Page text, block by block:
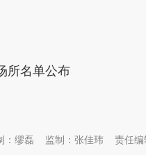
所名单公布
责任
监制：张佳玮
：缪磊